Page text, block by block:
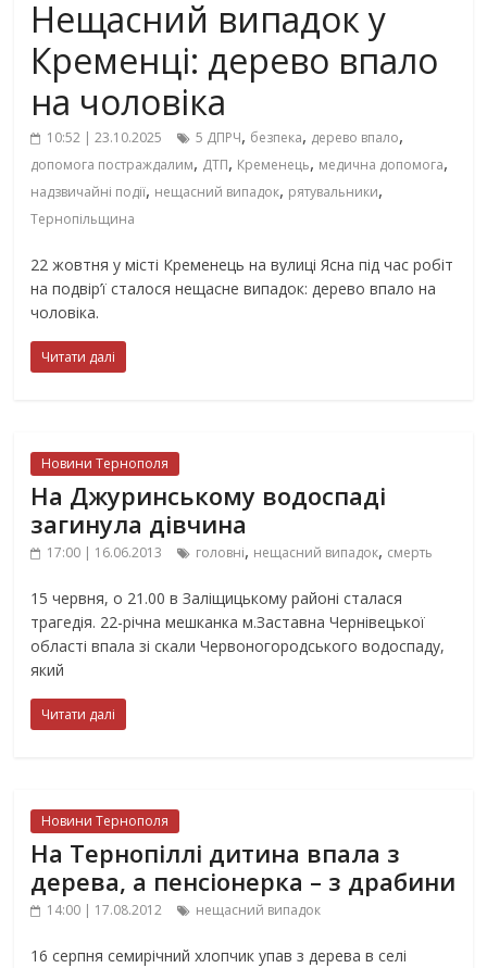
Нещасний випадок у
Кременці: дерево впало
на чоловіка
10:52 | 23.10.2025 5 ДПРЧ, безпека, дерево впало,
допомога постраждалим, ДТП, Кременець, медична допомога,
надзвичайні події, нещасний випадок, рятувальники,
Тернопільщина
22 жовтня у місті Кременець на вулиці Ясна під час робіт
на подвір’ї сталося нещасне випадок: дерево впало на
чоловіка.
Читати далі
Новини Тернополя
На Джуринському водоспаді
загинула дівчина
17:00 | 16.06.2013 головні, нещасний випадок, смерть
15 червня, о 21.00 в Заліщицькому районі сталася
трагедія. 22-річна мешканка м.Заставна Чернівецької
області впала зі скали Червоногородського водоспаду,
який
Читати далі
Новини Тернополя
На Тернопіллі дитина впала з
дерева, а пенсіонерка – з драбини
14:00 | 17.08.2012 нещасний випадок
16 серпня семирічний хлопчик упав з дерева в селі